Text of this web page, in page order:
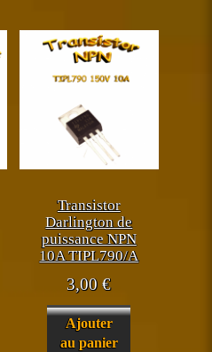
Transistor
Darlington de
puissance NPN
10A TIPL790/A
3,00€
Ajouter
au panier